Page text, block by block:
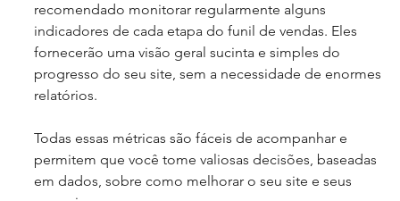
recomendado monitorar regularmente alguns
indicadores de cada etapa do funil de vendas. Eles
fornecerão uma visão geral sucinta e simples do
progresso do seu site, sem a necessidade de enormes
relatórios.
Todas essas métricas são fáceis de acompanhar e
permitem que você tome valiosas decisões, baseadas
em dados, sobre como melhorar o seu site e seus